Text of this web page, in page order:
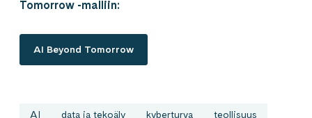
Tomorrow -malliin:
AI Beyond Tomorrow
AI data ja tekoäly kyberturva teollisuus